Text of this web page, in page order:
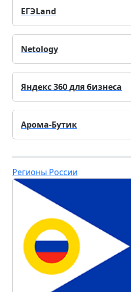
ЕГЭLand
Netology
Яндекс 360 для бизнеса
Арома-Бутик
Регионы России